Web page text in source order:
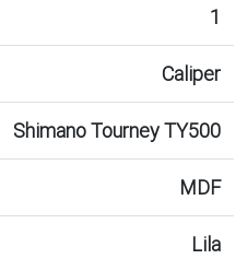
1
Caliper
Shimano Tourney TY500
MDF
Lila